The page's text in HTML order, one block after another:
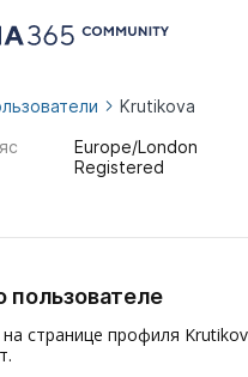
Krutikova
Europe/London
Registered
пользователе
странице профиля